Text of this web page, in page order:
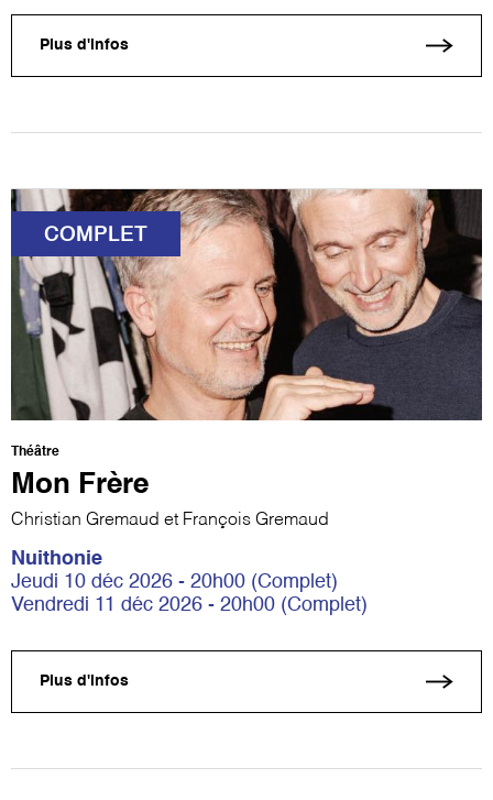
Plus d'infos
COMPLET
Théâtre
Mon Frère
Christian Gremaud et François Gremaud
Nuithonie
Jeudi 10 déc 2026 - 20h00 (Complet)
Vendredi 11 déc 2026 - 20h00 (Complet)
Plus d'infos